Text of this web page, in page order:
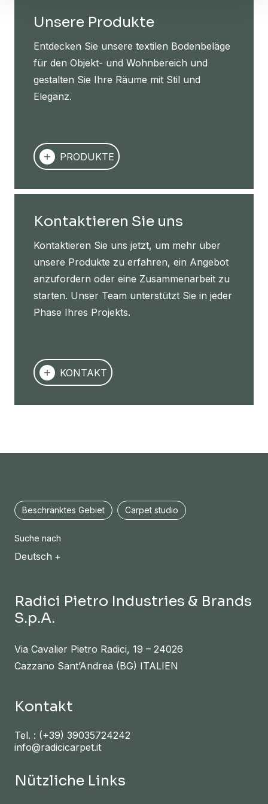
Unsere Produkte
Entdecken Sie unsere textilen Bodenbeläge
für den Objekt- und Wohnbereich und
gestalten Sie Ihre Räume mit Stil und
Eleganz.
PRODUKTE
Kontaktieren Sie uns
Kontaktieren Sie uns jetzt, um mehr über
unsere Produkte zu erfahren, ein Angebot
anzufordern oder eine Zusammenarbeit zu
starten. Unser Team unterstützt Sie in jeder
Phase Ihres Projekts.
KONTAKT
Beschränktes Gebiet Carpet studio
Suche nach
Deutsch
Radici Pietro Industries & Brands
S.p.A.
Via Cavalier Pietro Radici, 19 – 24026
Cazzano Sant’Andrea (BG) ITALIEN
Kontakt
Tel. : (+39) 39035724242
info@radicicarpet.it
Nützliche Links